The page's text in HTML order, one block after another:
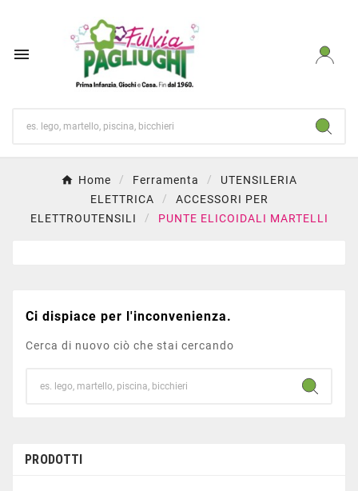

Home Ferramenta
UTENSILERIA
ELETTRICA
ACCESSORI PER
ELETTROUTENSILI
PUNTE ELICOIDALI MARTELLI
Ci dispiace per l'inconvenienza.
Cerca di nuovo ciò che stai cercando
PRODOTTI